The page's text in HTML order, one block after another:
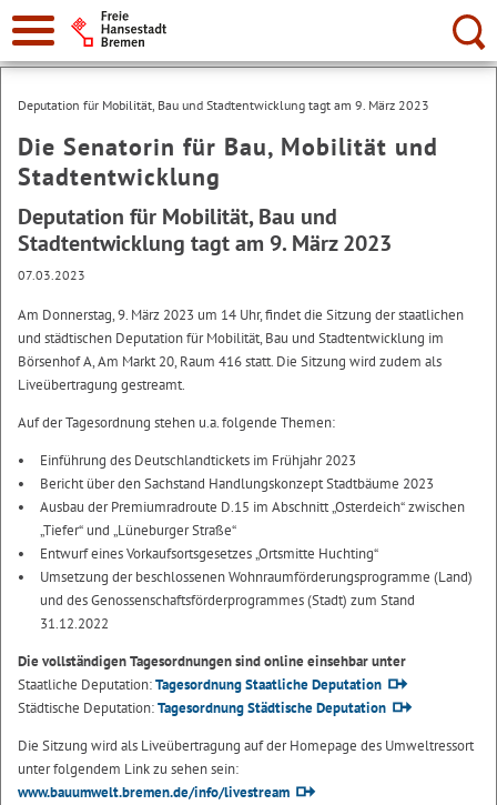
Suche:
Deputation für Mobilität, Bau und Stadtentwicklung tagt am 9. März 2023
Die Senatorin für Bau, Mobilität und
Stadtentwicklung
Deputation für Mobilität, Bau und
Stadtentwicklung tagt am 9. März 2023
07.03.2023
Am Donnerstag, 9. März 2023 um 14 Uhr, findet die Sitzung der staatlichen
und städtischen Deputation für Mobilität, Bau und Stadtentwicklung im
Börsenhof A, Am Markt 20, Raum 416 statt. Die Sitzung wird zudem als
Liveübertragung gestreamt.
Auf der Tagesordnung stehen u.a. folgende Themen:
Einführung des Deutschlandtickets im Frühjahr 2023
Bericht über den Sachstand Handlungskonzept Stadtbäume 2023
Ausbau der Premiumradroute D.15 im Abschnitt „Osterdeich“ zwischen
„Tiefer“ und „Lüneburger Straße“
Entwurf eines Vorkaufsortsgesetzes „Ortsmitte Huchting“
Umsetzung der beschlossenen Wohnraumförderungsprogramme (Land)
und des Genossenschaftsförderprogrammes (Stadt) zum Stand
31.12.2022
Die vollständigen Tagesordnungen sind online einsehbar unter
Staatliche Deputation:Tagesordnung Staatliche Deputation
Städtische Deputation:Tagesordnung Städtische Deputation
Die Sitzung wird als Liveübertragung auf der Homepage des Umweltressort
unter folgendem Link zu sehen sein:
www.bauumwelt.bremen.de/info/livestream